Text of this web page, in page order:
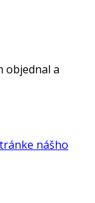
objednal a
nášho